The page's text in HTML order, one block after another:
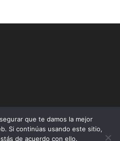
per a l’AUR
Mapa Interactiu
transparència i seguiment
que te damos la mejor
Si continúas usando este sitio,
de acuerdo con ello.